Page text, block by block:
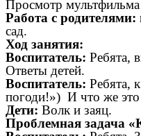
Просмотр
Работа с родителями:
сад.
Ход занятия:
Воспитатель: Ребята,
Ответы детей.
Воспитатель: Ребята,
погоди!») И что же это
Дети: Волк и заяц.
Проблемная задача